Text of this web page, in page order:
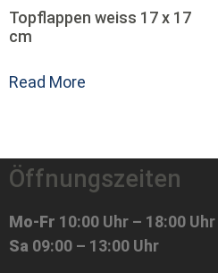
Topflappen weiss 17 x 17
cm
Read More
Öffnungszeiten
Mo-Fr 10:00 Uhr – 18:00 Uhr
Sa 09:00 – 13:00 Uhr